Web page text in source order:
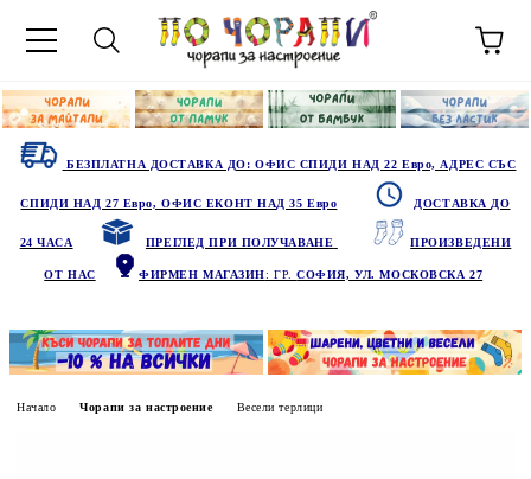
БЕЗПЛАТНА ДОСТАВКА ДО: ОФИС СПИДИ НАД 22 Евро, АДРЕС СЪС
СПИДИ НАД 27 Евро, ОФИС ЕКОНТ НАД 35 Евро ДОСТАВКА ДО
24 ЧАСА ПРЕГЛЕД ПРИ ПОЛУЧАВАНЕ ПРОИЗВЕДЕНИ
ОТ НАС ФИРМЕН МАГАЗИН: ГР.СОФИЯ, УЛ. МОСКОВСКА 27
Начало Чорапи за настроение Весели терлици